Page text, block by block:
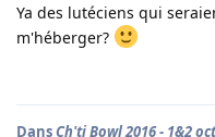
Ya des lutéciens qui
m'héberger?
DansCh'ti Bowl 2016 - 1&2